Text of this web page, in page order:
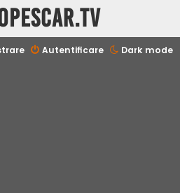
Dark mode
Autentificare